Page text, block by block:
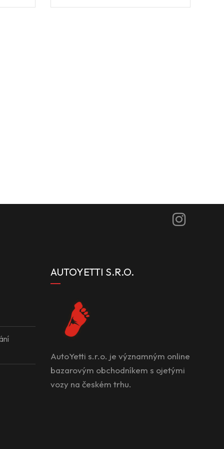
AUTOYETTI S.R.O.
AutoYetti s.r.o. je významným online
bazarovým obchodníkem s ojetými
vozy na českém trhu.